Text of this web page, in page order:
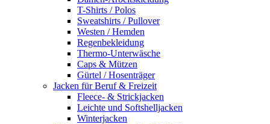
T-Shirts / Polos
Sweatshirts / Pullover
Westen / Hemden
Regenbekleidung
Thermo-Unterwäsche
Caps & Mützen
Gürtel / Hosenträger
Jacken für Beruf & Freizeit
Fleece- & Strickjacken
Leichte und Softshelljacken
Winterjacken